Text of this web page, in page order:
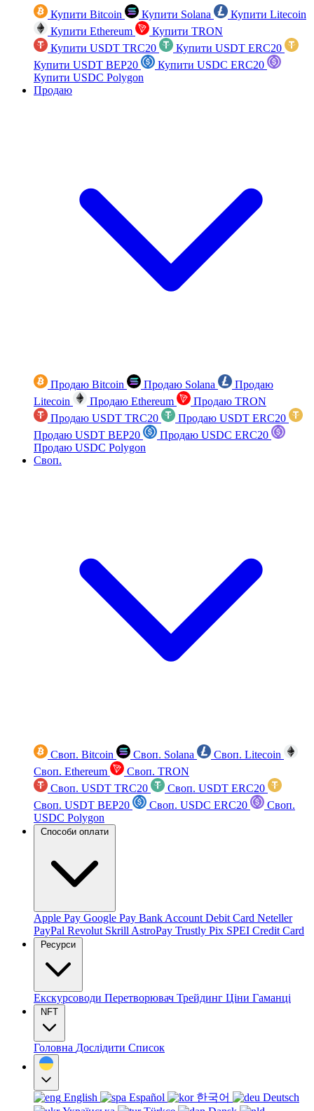
Купити Bitcoin Купити Solana
Купити Litecoin
Купити Ethereum
Купити TRON
Купити USDT TRC20
Купити USDT ERC20
Купити USDT BEP20
Купити USDC ERC20
Купити USDC Polygon
Продаю
Продаю Bitcoin Продаю Solana
Продаю
Litecoin
Продаю Ethereum
Продаю TRON
Продаю USDT TRC20
Продаю USDT ERC20
Продаю USDT BEP20
Продаю USDC ERC20
Продаю USDC Polygon
Своп.
Своп. Bitcoin Своп. Solana
Своп. Litecoin
Своп. Ethereum
Своп. TRON
Своп. USDT TRC20
Своп. USDT ERC20
Своп. USDT BEP20
Своп. USDC ERC20
Своп.
USDC Polygon
Способи оплати
Apple Pay Google Pay Bank Account Debit Card Neteller
PayPal Revolut Skrill AstroPay Trustly Pix SPEI Credit Card
Ресурси
Екскурсоводи Перетворювач Трейдинг Ціни Гаманці
NFT
Головна Дослідити Список
English Español 한국어
Deutsch